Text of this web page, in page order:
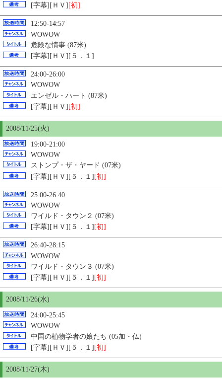
[字幕][ＨＶ] [初]
12:50-14:57
WOWOW
危険な情事 (87米)
[字幕][ＨＶ][５．１]
24:00-26:00
WOWOW
エンゼル・ハート (87米)
[字幕][ＨＶ] [初]
2008/11/25(火)
19:00-21:00
WOWOW
ストンプ・ザ・ヤード (07米)
[字幕][ＨＶ][５．１][初]
25:00-26:40
WOWOW
ワイルド・タウン２ (07米)
[字幕][ＨＶ][５．１] [初]
26:40-28:15
WOWOW
ワイルド・タウン３ (07米)
[字幕][ＨＶ][５．１] [初]
2008/11/26(水)
24:00-25:45
WOWOW
中国の植物学者の娘たち (05加・仏)
[字幕][ＨＶ][５．１] [初]
2008/11/27(木)